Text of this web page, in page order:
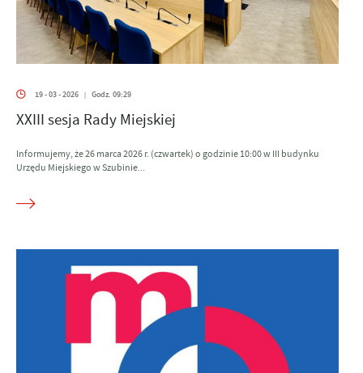
19 - 03 - 2026 | Godz. 09:29
XXIII sesja Rady Miejskiej
Informujemy, że 26 marca 2026 r. (czwartek) o godzinie 10:00 w III budynku
Urzędu Miejskiego w Szubinie...